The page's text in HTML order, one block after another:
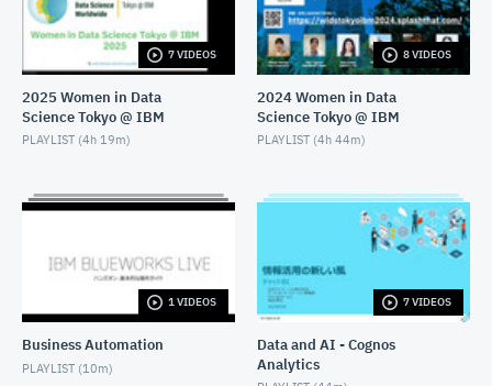
OCTOBER 28, 2024
RDS for Db2 データ移行編 - Part2: S3経由のバックア
ップ/リストアでデータ移行
RDS for Db2 はじめの一歩・バックアップ編
RDS for Db2 はじめの一歩・HA(高可用性)編
RDS for Db2 はじめの一歩・作り方編
JUNE 28, 2024
データベース ハンズオン超入門 Db2 on Cloudを使っ
7 VIDEOS
2025 Women in Data
Science Tokyo @ IBM
PLAYLIST (4h 19m)
8 VIDEOS
2024 Women in Data
Science Tokyo @ IBM
PLAYLIST (4h 44m)
1 VIDEOS
Business Automation
PLAYLIST (10m)
7 VIDEOS
Data and AI - Cognos
Analytics